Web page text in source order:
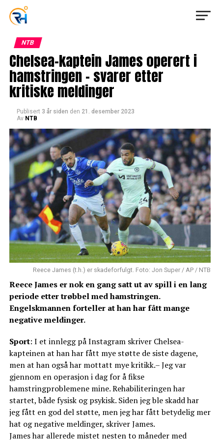
NTB
Chelsea-kaptein James operert i
hamstringen – svarer etter
kritiske meldinger
Publisert 3 år siden den 21. desember 2023
Av NTB
Reece James (t.h.) er skadeforfulgt. Foto: Jon Super / AP / NTB
Reece James er nok en gang satt ut av spill i en lang
periode etter trøbbel med hamstringen.
Engelskmannen forteller at han har fått mange
negative meldinger.
Sport: I et innlegg på Instagram skriver Chelsea-
kapteinen at han har fått mye støtte de siste dagene,
men at han også har mottatt mye kritikk.– Jeg var
gjennom en operasjon i dag for å fikse
hamstringproblemene mine. Rehabiliteringen har
startet, både fysisk og psykisk. Siden jeg ble skadd har
jeg fått en god del støtte, men jeg har fått betydelig mer
hat og negative meldinger, skriver James.
James har allerede mistet nesten to måneder med